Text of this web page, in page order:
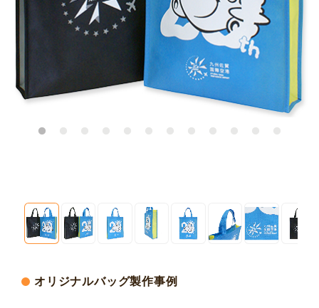
オリジナルバッグ製作事例